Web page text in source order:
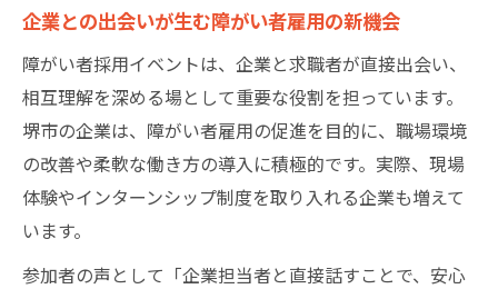
企業との出会いが生む障がい者雇用の新機会
障がい者採用イベントは、企業と求職者が直接出会い、
相互理解を深める場として重要な役割を担っています。
堺市の企業は、障がい者雇用の促進を目的に、職場環境
の改善や柔軟な働き方の導入に積極的です。実際、現場
体験やインターンシップ制度を取り入れる企業も増えて
います。
参加者の声として「企業担当者と直接話すことで、安心